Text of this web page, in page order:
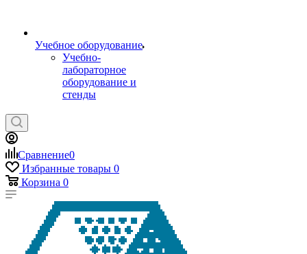
Учебное оборудование
Учебно-
лабораторное
оборудование и
стенды
Сравнение0
Избранные товары 0
Корзина 0